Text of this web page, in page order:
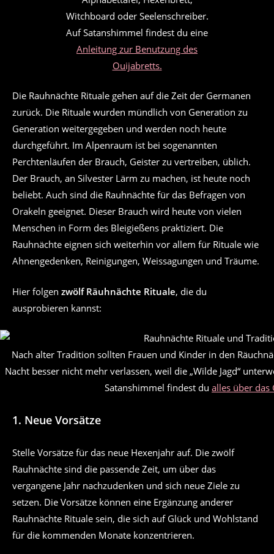
Witchboard oder Seelenschreiber.
Auf Satanshimmel findest du eine
Anleitung zur Benutzung des
Ouijabretts.
Die Rauhnächte Rituale gehen auf die Zeit der Germanen
zurück. Die Rituale wurden mündlich von Generation zu
Generation weitergegeben und werden noch heute
durchgeführt. Im Alpenraum ist bei sogenannten
Perchtenläufen der Brauch, Geister zu vertreiben, üblich.
Der Brauch, an Silvester Lärm zu machen, ist heute noch
beliebt. Auch sind die Rauhnächte für das Befragen von
Orakeln geeignet. Dieser Brauch wird heute von vielen
Menschen in Form des Bleigießens praktiziert. Die
Rauhnächte eignen sich weiterhin vor allem für Rituale wie
Ahnengedenken, Reinigungen, Weissagungen und Träume.
Hier folgen zwölf Räuhnächte Rituale, die du
ausprobieren kannst:
Nach alter Tradition sollten Frauen und Kinder in den
Nacht besser nicht mehr verlassen, weil die „Wilde Jagd“
Satanshimmel findest du alles über das
1. Neue Vorsätze
Stelle Vorsätze für das neue Hexenjahr auf. Die zwölf
Rauhnächte sind die passende Zeit, um über das
vergangene Jahr nachzudenken und sich neue Ziele zu
setzen. Die Vorsätze können eine Ergänzung anderer
Rauhnächte Rituale sein, die sich auf Glück und Wohlstand
für die kommenden Monate konzentrieren.